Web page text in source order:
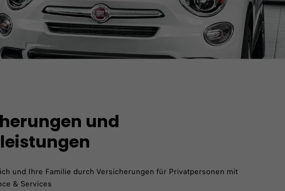
und
und Ihre Familie durch Versicherungen für Privatpersonen mit
& Services